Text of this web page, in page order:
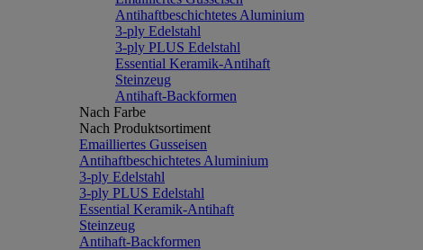
Antihaftbeschichtetes Aluminium
3-ply Edelstahl
3-ply PLUS Edelstahl
Essential Keramik-Antihaft
Steinzeug
Antihaft-Backformen
Nach Farbe
Nach Produktsortiment
Emailliertes Gusseisen
Antihaftbeschichtetes Aluminium
3-ply Edelstahl
3-ply PLUS Edelstahl
Essential Keramik-Antihaft
Steinzeug
Antihaft-Backformen